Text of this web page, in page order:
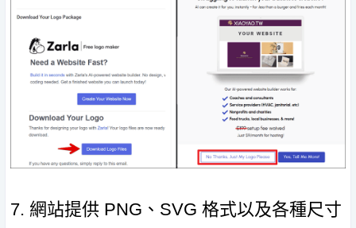
7. 網站提供 PNG、SVG 格式以及各種尺寸